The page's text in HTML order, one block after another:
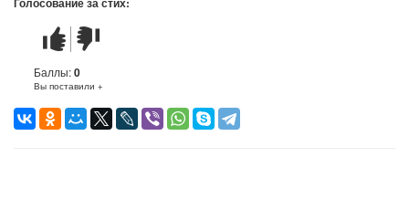
Стих
понравился
Стих
не
понравился
Баллы:0
Вы поставили +